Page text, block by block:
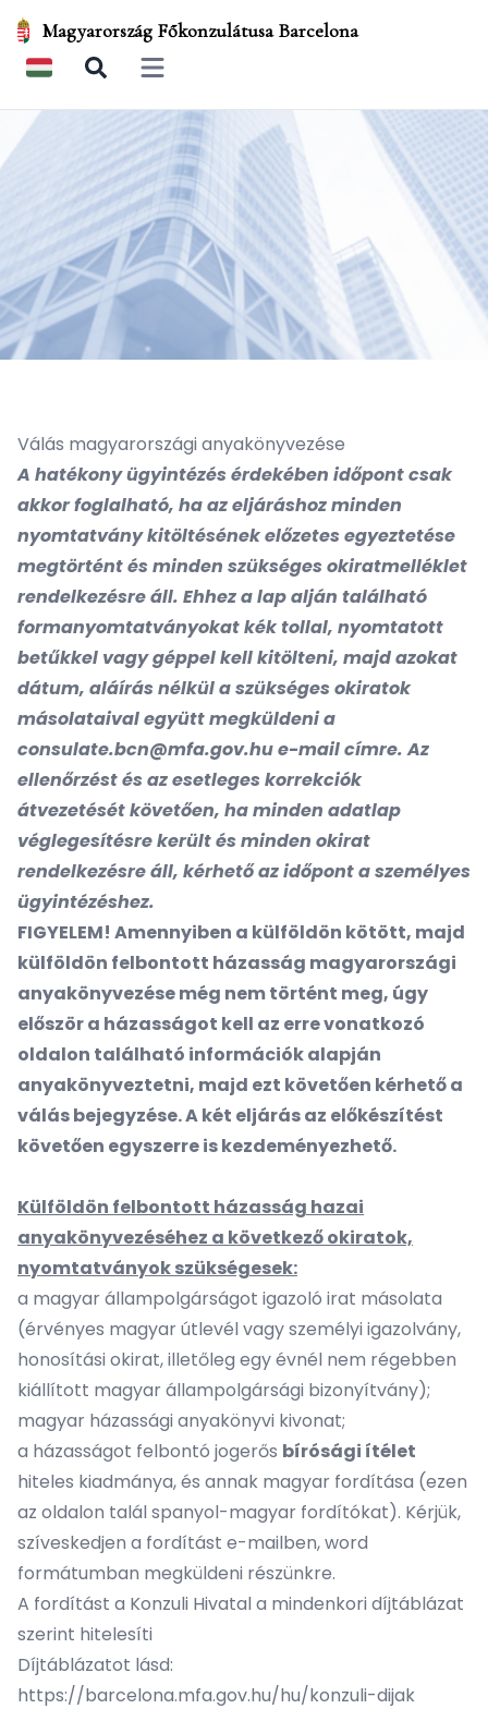
Magyarország Főkonzulátusa Barcelona
Open main menu
Válás magyarországi anyakönyvezése
A hatékony ügyintézés érdekében időpont csak
akkor foglalható, ha az eljáráshoz minden
nyomtatvány kitöltésének előzetes egyeztetése
megtörtént és minden szükséges okiratmelléklet
rendelkezésre áll. Ehhez a lap alján található
formanyomtatványokat kék tollal, nyomtatott
betűkkel vagy géppel kell kitölteni, majd azokat
dátum, aláírás nélkül a szükséges okiratok
másolataival együtt megküldeni a
consulate.bcn@mfa.gov.hue-mail címre. Az
ellenőrzést és az esetleges korrekciók
átvezetését követően, ha minden adatlap
véglegesítésre került és minden okirat
rendelkezésre áll, kérhető az időpont a személyes
ügyintézéshez.
FIGYELEM! Amennyiben a külföldön kötött, majd
külföldön felbontott házasság magyarországi
anyakönyvezése még nem történt meg, úgy
először a házasságot kell az erre vonatkozó
oldalon található információk alapján
anyakönyveztetni, majd ezt követően kérhető a
válás bejegyzése. A két eljárás az előkészítést
követően egyszerre is kezdeményezhető.
Külföldön felbontott házasság hazai
anyakönyvezéséhez a következő okiratok,
nyomtatványok szükségesek:
a magyar állampolgárságot igazoló irat másolata
(érvényes magyar útlevél vagy személyi igazolvány,
honosítási okirat, illetőleg egy évnél nem régebben
kiállított magyar állampolgársági bizonyítvány);
magyar házassági anyakönyvi kivonat;
a házasságot felbontó jogerős bírósági ítélet
hiteles kiadmánya, és annak magyar fordítása (ezen
az oldalon talál spanyol-magyar fordítókat). Kérjük,
szíveskedjen a fordítást e-mailben, word
formátumban megküldeni részünkre.
A fordítást a Konzuli Hivatal a mindenkori díjtáblázat
szerint hitelesíti
Díjtáblázatot lásd:
https://barcelona.mfa.gov.hu/hu/konzuli-dijak